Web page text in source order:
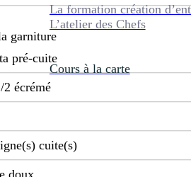
La formation création
L’atelier des Chefs
Cours à la carte
garniture
pré-cuite
écrémé
cuite(s)